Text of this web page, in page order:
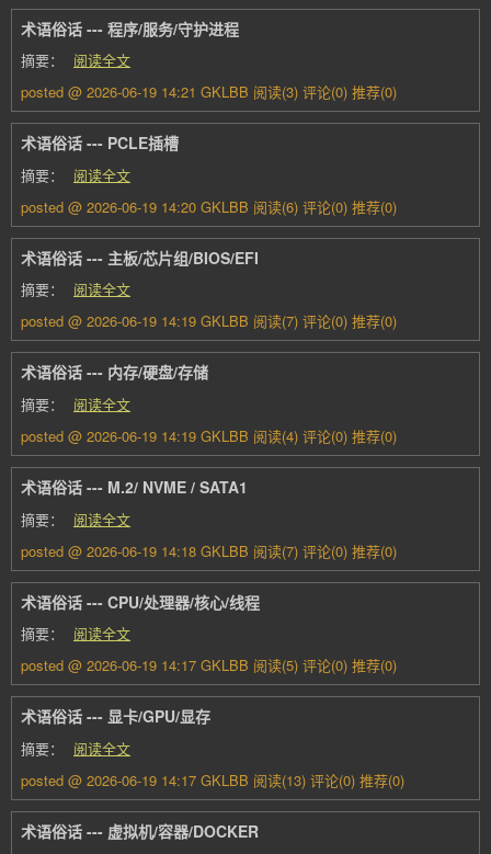
术语俗话 --- 程序/服务/守护进程
摘要：
阅读全文
posted @ 2026-06-19 14:21 GKLBB 阅读(3) 评论(0) 推荐(0)
术语俗话 --- PCLE插槽
摘要：
阅读全文
posted @ 2026-06-19 14:20 GKLBB 阅读(6) 评论(0) 推荐(0)
术语俗话 --- 主板/芯片组/BIOS/EFI
摘要：
阅读全文
posted @ 2026-06-19 14:19 GKLBB 阅读(7) 评论(0) 推荐(0)
术语俗话 --- 内存/硬盘/存储
摘要：
阅读全文
posted @ 2026-06-19 14:19 GKLBB 阅读(4) 评论(0) 推荐(0)
术语俗话 --- M.2/ NVME / SATA1
摘要：
阅读全文
posted @ 2026-06-19 14:18 GKLBB 阅读(7) 评论(0) 推荐(0)
术语俗话 --- CPU/处理器/核心/线程
摘要：
阅读全文
posted @ 2026-06-19 14:17 GKLBB 阅读(5) 评论(0) 推荐(0)
术语俗话 --- 显卡/GPU/显存
摘要：
阅读全文
posted @ 2026-06-19 14:17 GKLBB 阅读(13) 评论(0) 推荐(0)
术语俗话 --- 虚拟机/容器/DOCKER